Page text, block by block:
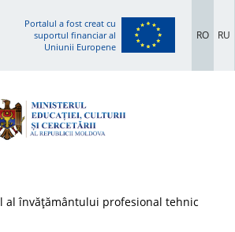
Portalul a fost creat cu
suportul financiar al
Uniunii Europene
RO RU
al învățământului profesional tehnic